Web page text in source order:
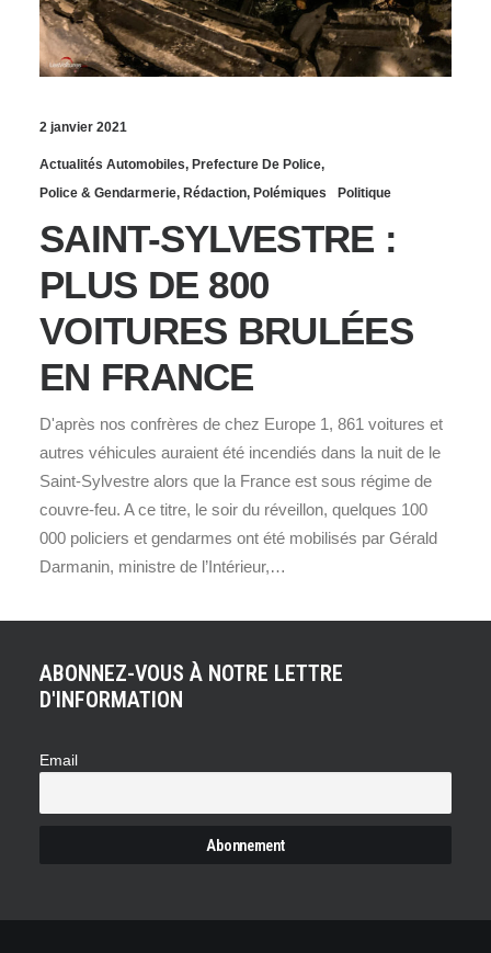
2 janvier 2021
Actualités Automobiles, Prefecture De Police,
Police & Gendarmerie, Rédaction, Polémiques Politique
SAINT-SYLVESTRE :
PLUS DE 800
VOITURES BRULÉES
EN FRANCE
D'après nos confrères de chez Europe 1, 861 voitures et
autres véhicules auraient été incendiés dans la nuit de le
Saint-Sylvestre alors que la France est sous régime de
couvre-feu. A ce titre, le soir du réveillon, quelques 100
000 policiers et gendarmes ont été mobilisés par Gérald
Darmanin, ministre de l’Intérieur,…
ABONNEZ-VOUS À NOTRE LETTRE
D'INFORMATION
Email